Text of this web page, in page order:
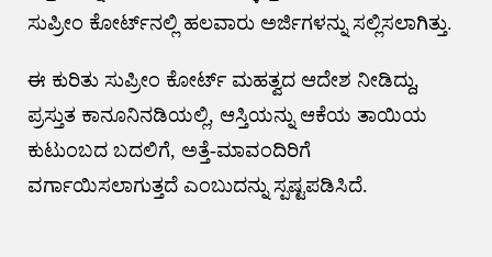
ಸುಪ್ರೀಂ ಕೋರ್ಟ್‌ನಲ್ಲಿ ಹಲವಾರು ಅರ್ಜಿಗಳನ್ನು ಸಲ್ಲಿಸಲಾಗಿತ್ತು.
ಈ ಕುರಿತು ಸುಪ್ರೀಂ ಕೋರ್ಟ್ ಮಹತ್ವದ ಆದೇಶ ನೀಡಿದ್ದು,
ಪ್ರಸ್ತುತ ಕಾನೂನಿನಡಿಯಲ್ಲಿ, ಆಸ್ತಿಯನ್ನು ಆಕೆಯ ತಾಯಿಯ
ಕುಟುಂಬದ ಬದಲಿಗೆ, ಅತ್ತೆ-ಮಾವಂದಿರಿಗೆ
ವರ್ಗಾಯಿಸಲಾಗುತ್ತದೆ ಎಂಬುದನ್ನು ಸ್ಪಷ್ಟಪಡಿಸಿದೆ.